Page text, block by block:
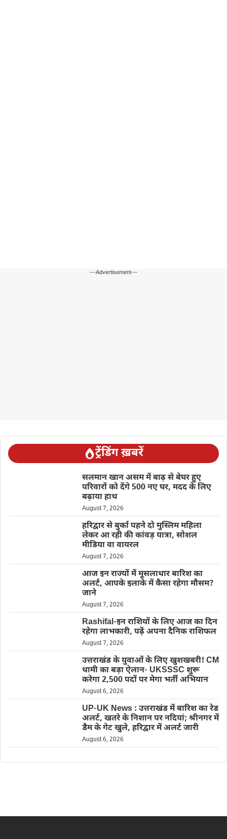
---Advertisement---
ट्रेंडिंग ख़बरें
सलमान खान असम में बाढ़ से बेघर हुए
परिवारों को देंगे 500 नए घर, मदद के लिए
बढ़ाया हाथ
August 7, 2026
हरिद्वार से बुर्का पहने दो मुस्लिम महिला
लेकर आ रही की कांवड़ यात्रा, सोशल
मीडिया वा वायरल
August 7, 2026
आज इन राज्यों में मूसलाधार बारिश का
अलर्ट, आपके इलाके में कैसा रहेगा मौसम?
जाने
August 7, 2026
Rashifal-इन राशियों के लिए आज का दिन
रहेगा लाभकारी, पढ़ें अपना दैनिक राशिफल
August 7, 2026
उत्तराखंड के युवाओं के लिए खुशखबरी! CM
धामी का बड़ा ऐलान- UKSSSC शुरू
करेगा 2,500 पदों पर मेगा भर्ती अभियान
August 6, 2026
UP-UK News : उत्तराखंड में बारिश का रेड
अलर्ट, खतरे के निशान पर नदियां; श्रीनगर में
डैम के गेट खुले, हरिद्वार में अलर्ट जारी
August 6, 2026